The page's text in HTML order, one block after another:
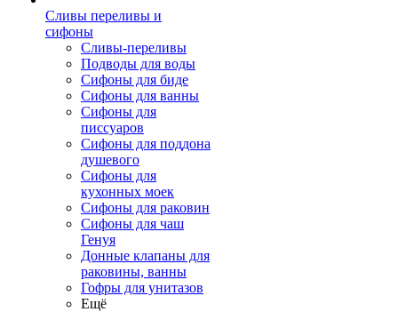
Сливы переливы и
сифоны
Сливы-переливы
Подводы для воды
Сифоны для биде
Сифоны для ванны
Сифоны для
писсуаров
Сифоны для поддона
душевого
Сифоны для
кухонных моек
Сифоны для раковин
Сифоны для чаш
Генуя
Донные клапаны для
раковины, ванны
Гофры для унитазов
Ещё